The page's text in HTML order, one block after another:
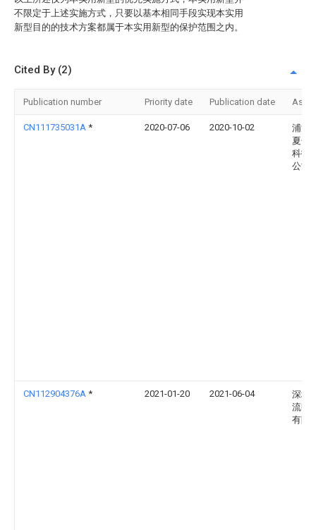
不限定于上述实施方式，只要以基本相同手段实现本实用
新型目的的技术方案都属于本实用新型的保护范围之内。
Cited By (2)
Publication number Priority date Publication date
CN111735031A * 2020-07-06 2020-10-02
浦江
夏长
科技
公司
CN112904376A * 2021-01-20 2021-06-04
深圳
流明
有限